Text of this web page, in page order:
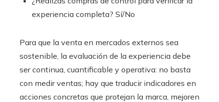
experiencia completa? Sí/No
Para que la venta en mercados externos sea
sostenible, la evaluación de la experiencia debe
ser continua, cuantificable y operativa: no basta
con medir ventas; hay que traducir indicadores en
acciones concretas que protejan la marca, mejoren